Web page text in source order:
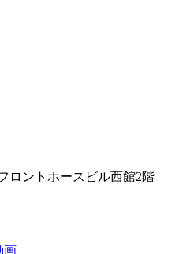
ロントホースビル西館2階